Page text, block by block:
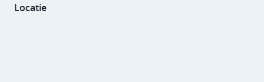
Locatie